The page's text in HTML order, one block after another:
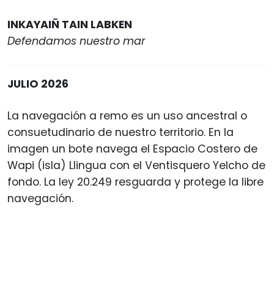
INKAYAIÑ TAIN LABKEN
Defendamos nuestro mar
JULIO 2026
La navegación a remo es un uso ancestral o
consuetudinario de nuestro territorio. En la
imagen un bote navega el Espacio Costero de
Wapi (isla) Llingua con el Ventisquero Yelcho de
fondo. La ley 20.249 resguarda y protege la libre
navegación.